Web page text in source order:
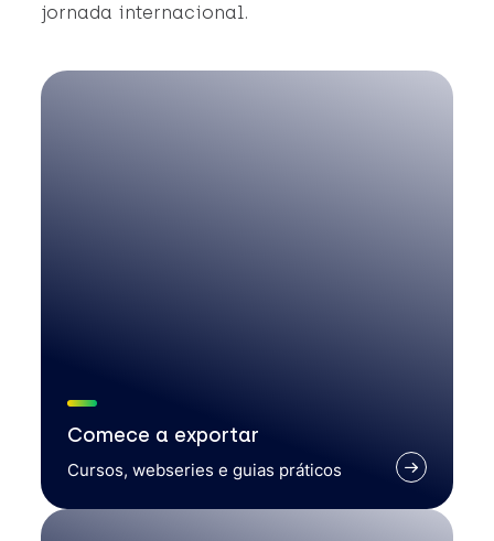
jornada internacional.
Comece a exportar
Cursos, webseries e guias práticos